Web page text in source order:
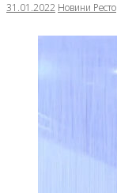
31.01.2022 Новини